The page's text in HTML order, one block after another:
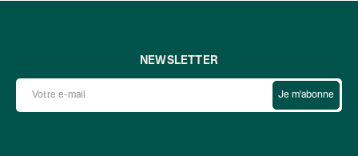
NEWSLETTER
Je m'abonne